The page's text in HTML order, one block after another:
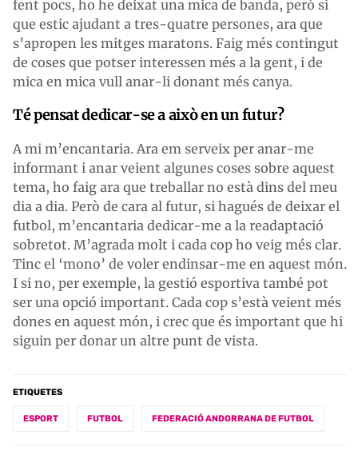
fent pocs, ho he deixat una mica de banda, però sí
que estic ajudant a tres-quatre persones, ara que
s’apropen les mitges maratons. Faig més contingut
de coses que potser interessen més a la gent, i de
mica en mica vull anar-li donant més canya.
Té pensat dedicar-se a això en un futur?
A mi m’encantaria. Ara em serveix per anar-me
informant i anar veient algunes coses sobre aquest
tema, ho faig ara que treballar no està dins del meu
dia a dia. Però de cara al futur, si hagués de deixar el
futbol, m’encantaria dedicar-me a la readaptació
sobretot. M’agrada molt i cada cop ho veig més clar.
Tinc el ‘mono’ de voler endinsar-me en aquest món.
I si no, per exemple, la gestió esportiva també pot
ser una opció important. Cada cop s’està veient més
dones en aquest món, i crec que és important que hi
siguin per donar un altre punt de vista.
ETIQUETES
ESPORT FUTBOL FEDERACIÓ ANDORRANA DE FUTBOL